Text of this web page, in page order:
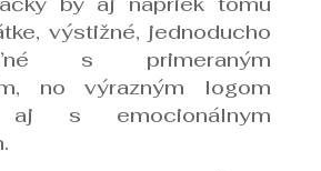
výstižné, jednoducho
s primeraným
no výrazným logom
s emocionálnym